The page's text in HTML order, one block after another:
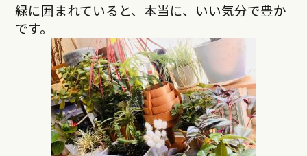
緑に囲まれていると、本当に、いい気分で豊か
です。